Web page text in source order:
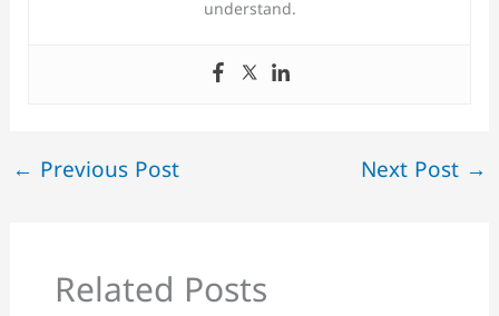
understand.
← Previous Post Next Post →
Related Posts